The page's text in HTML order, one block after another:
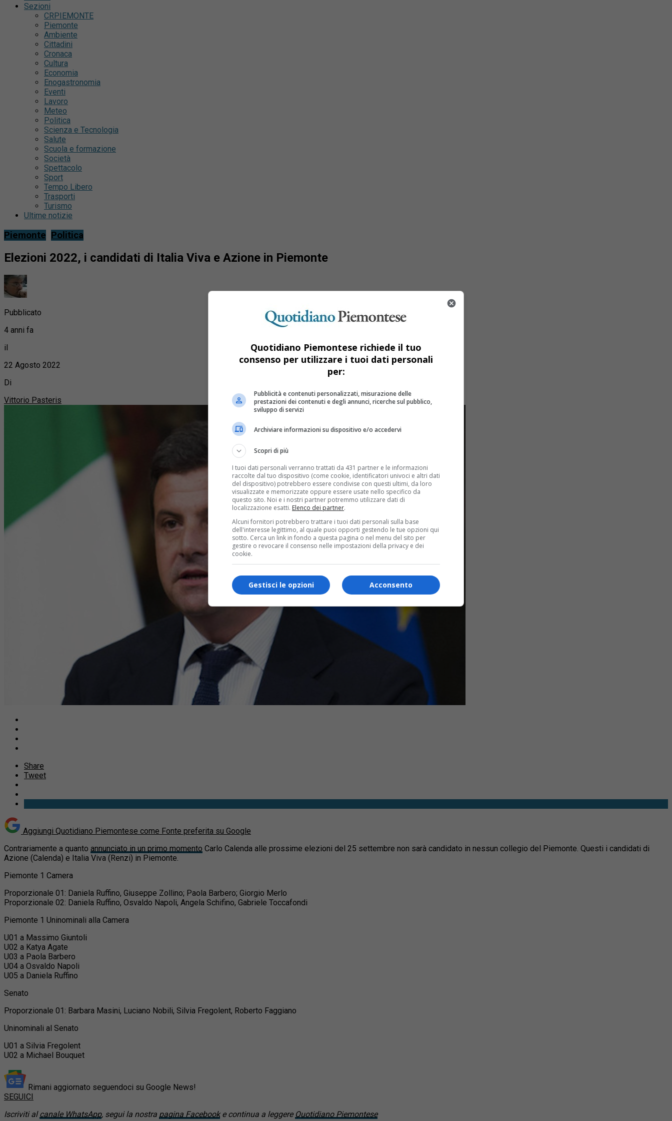
Sezioni
CRPIEMONTE
Piemonte
Ambiente
Cittadini
Cronaca
Cultura
Economia
Enogastronomia
Eventi
Lavoro
Meteo
Politica
Scienza e Tecnologia
Salute
Scuola e formazione
Società
Spettacolo
Sport
Tempo Libero
Trasporti
Turismo
Ultime notizie
Piemonte Politica
Elezioni 2022, i candidati di Italia Viva e Azione in Piemonte
Pubblicato
4 anni fa
il
22 Agosto 2022
Di
Vittorio Pasteris
Share
Tweet
Aggiungi Quotidiano Piemontese come Fonte preferita su Google
Contrariamente a quanto annunciato in un primo momento Carlo Calenda alle prossime elezioni del 25 settembre non sarà candidato in nessun collegio del Piemonte. Questi i candidati di
Azione (Calenda) e Italia Viva (Renzi) in Piemonte.
Piemonte 1 Camera
Proporzionale 01: Daniela Ruffino, Giuseppe Zollino; Paola Barbero; Giorgio Merlo
Proporzionale 02: Daniela Ruffino, Osvaldo Napoli, Angela Schifino, Gabriele Toccafondi
Piemonte 1 Uninominali alla Camera
U01 a Massimo Giuntoli
U02 a Katya Agate
U03 a Paola Barbero
U04 a Osvaldo Napoli
U05 a Daniela Ruffino
Senato
Proporzionale 01: Barbara Masini, Luciano Nobili, Silvia Fregolent, Roberto Faggiano
Uninominali al Senato
U01 a Silvia Fregolent
U02 a Michael Bouquet
Rimani aggiornato seguendoci su Google News!
SEGUICI
Iscriviti alcanale WhatsApp, segui la nostra pagina Facebooke continua a leggere Quotidiano Piemontese
Quotidiano Piemontese richiede il tuo
consenso per utilizzare i tuoi dati personali
per:
Pubblicità e contenuti personalizzati, misurazione delle
prestazioni dei contenuti e degli annunci, ricerche sul pubblico,
sviluppo di servizi
Archiviare informazioni su dispositivo e/o accedervi
Scopri di più
I tuoi dati personali verranno trattati da 431 partner e le informazioni
raccolte dal tuo dispositivo (come cookie, identificatori univoci e altri dati
del dispositivo) potrebbero essere condivise con questi ultimi, da loro
visualizzate e memorizzate oppure essere usate nello specifico da
questo sito. Noi e i nostri partner potremmo utilizzare dati di
localizzazione esatti. Elenco dei partner.
Alcuni fornitori potrebbero trattare i tuoi dati personali sulla base
dell'interesse legittimo, al quale puoi opporti gestendo le tue opzioni qui
sotto. Cerca un link in fondo a questa pagina o nel menu del sito per
gestire o revocare il consenso nelle impostazioni della privacy e dei
cookie.
Acconsento
Gestisci le opzioni